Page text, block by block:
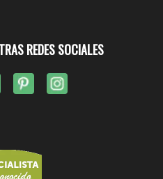
REDES SOCIALES